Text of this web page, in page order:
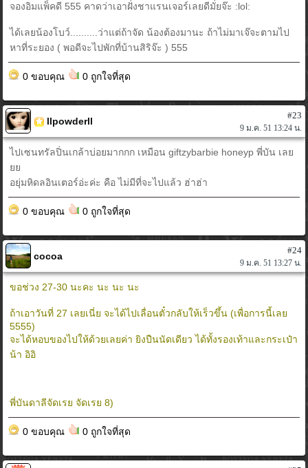
จองอิมแพ็คดี 555 คาดว่าเอาฝั่งชาแรนเจอร์เลยดีมั่ยจ๊ะ :lol:
ได้เลยน้องโบว์..........ว่าแต่ถ้าจัด น้องต้องมานะ ถ้าไม่มาเจ๊จะตามไป
หาที่ระยอง ( พอดีจะไปพักที่บ้านสิริจ๊ะ ) 555
0 ขอบคุณ 0 ถูกใจที่สุด
llpowderll
#23
9 ม.ค. 51 13:24 น.
ไปเซนทรัลปิ่นเกล้าบ่อยมากกก เหมือน giftzybarbie honeyp พี่บัน เลย
ยย
อยุ่มหิดลอินเตอร์อ่ะค่ะ คือ ไม่มีที่จะไปแล้ว ฮ่าฮ่า
0 ขอบคุณ 0 ถูกใจที่สุด
cocoa
#24
9 ม.ค. 51 13:27 น.
ขอช่วง 27-30 นะคะ นะ นะ นะ
ถ้าเอาวันที่ 27 เลยเนี่ย จะได้ไปเลื่อนตั๋วกลับให้เร็วขึ้น (เพื่อการนี้เลย
5555)
จะได้หอบของไปให้ด้วยเลยค่า ยิงปืนนัดเดียว ได้ทั้งรองเท้าและกระเป๋า
น้า อิอิ
พี่บันดาลีจัดเรย จัดเรย 8)
0 ขอบคุณ 0 ถูกใจที่สุด